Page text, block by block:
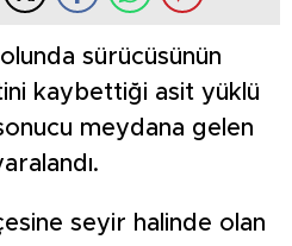
sürücüsünün
kaybettiği asit yüklü
meydana gelen
seyir halinde olan